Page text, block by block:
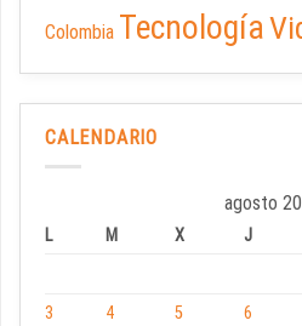
Colombia Tecnología
CALENDARIO
agosto
L M X J
3
4 5 6